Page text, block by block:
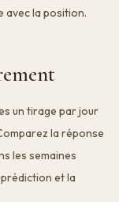
avec la position.
un tirage par jour
la réponse
les semaines
et la